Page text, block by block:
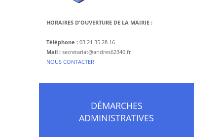
HORAIRES D'OUVERTURE DE LA MAIRIE :
Téléphone : 03 21 35 28 16
Mail : secretariat@andres62340.fr
​NOUS CONTACTER
DÉMARCHES
ADMINISTRATIVES